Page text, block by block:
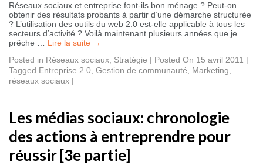
Réseaux sociaux et entreprise font-ils bon ménage ? Peut-on
obtenir des résultats probants à partir d’une démarche structurée
? L’utilisation des outils du web 2.0 est-elle applicable à tous les
secteurs d’activité ? Voilà maintenant plusieurs années que je
prêche … Lire la suite →
Posted in Réseaux sociaux Stratégie | Posted On 15 avril 2011 |
Tagged Entreprise 2.0 Gestion de communauté Marketing
réseaux sociaux |
Les médias sociaux: chronologie
des actions à entreprendre pour
réussir [3e partie]